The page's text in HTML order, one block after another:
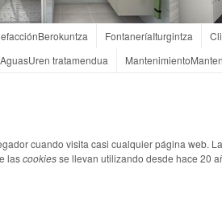
Berokuntza FontaneríaIturgintza
Uren tratamendua Mantenimiento
cuando visita casi cualquier página web.
lascookiesse llevan utilizando desde hace 20